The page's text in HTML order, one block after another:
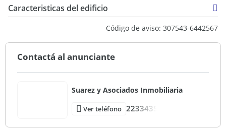
Caracteristicas del edificio
Código de aviso: 307543-6442567
Contactá al anunciante
Suarez y Asociados Inmobiliaria
Ver teléfono 2233435